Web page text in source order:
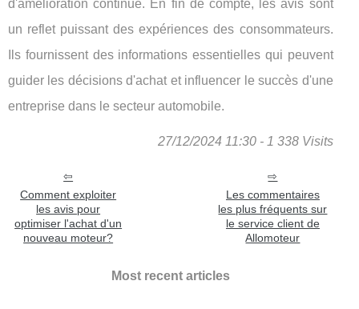
d'amélioration continue. En fin de compte, les avis sont
un reflet puissant des expériences des consommateurs.
Ils fournissent des informations essentielles qui peuvent
guider les décisions d'achat et influencer le succès d'une
entreprise dans le secteur automobile.
27/12/2024 11:30 - 1 338 Visits
Comment exploiter
les avis pour
optimiser l'achat d'un
nouveau moteur?
Les commentaires
les plus fréquents sur
le service client de
Allomoteur
Most recent articles